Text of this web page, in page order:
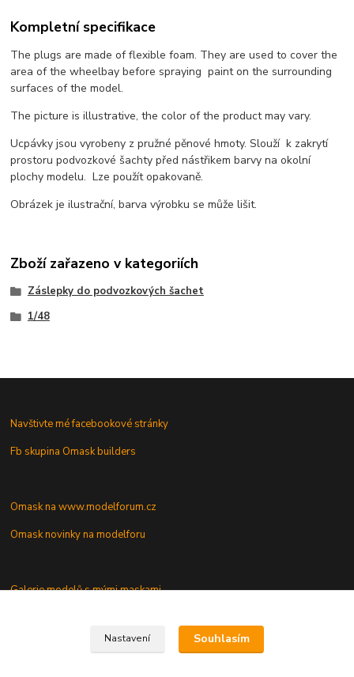
Kompletní specifikace
The plugs are made of flexible foam. They are used to cover the
area of the wheelbay before spraying paint on the surrounding
surfaces of the model.
The picture is illustrative, the color of the product may vary.
Ucpávky jsou vyrobeny z pružné pěnové hmoty. Slouží k zakrytí
prostoru podvozkové šachty před nástřikem barvy na okolní
plochy modelu. Lze použít opakovaně.
Obrázek je ilustrační, barva výrobku se může lišit.
Zboží zařazeno v kategoriích
Záslepky do podvozkových šachet
1/48
Navštivte mé facebookové stránky
Fb skupina Omask builders
Omask na www.modelforum.cz
Omask novinky na modelforu
Galerie modelů s mými maskami
Nastavení Souhlasím